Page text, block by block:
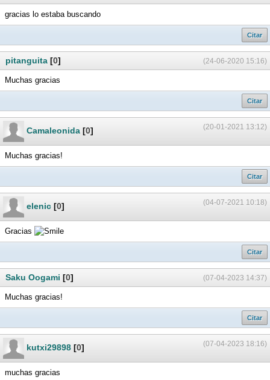
gracias lo estaba buscando
Citar
(24-06-2020 15:16)
pitanguita [0]
Muchas gracias
Citar
(20-01-2021 13:12)
Camaleonida [0]
Muchas gracias!
Citar
(04-07-2021 10:18)
elenic [0]
Gracias
Citar
(07-04-2023 14:37)
Saku Oogami [0]
Muchas gracias!
Citar
(07-04-2023 18:16)
kutxi29898 [0]
muchas gracias